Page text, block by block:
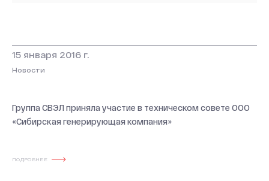
ПОДРОБНЕЕ
15 января 2016 г.
Новости
Группа СВЭЛ приняла участие в техническом совете OOO
«Сибирская генерирующая компания»